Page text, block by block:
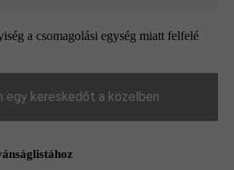
a csomagolási egység miatt felfelé
egy kereskedőt a közelben